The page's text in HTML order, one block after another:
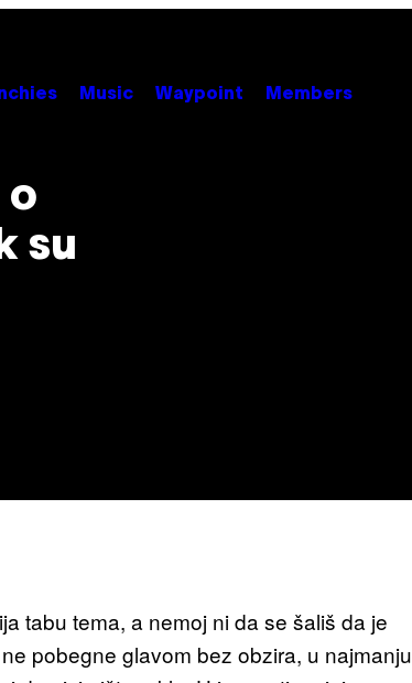
Music Waypoint Members
o
su
tabu tema, a nemoj ni da se šališ da je
pobegne glavom bez obzira, u najmanju